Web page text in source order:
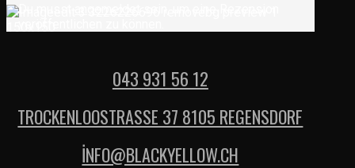
Du musst
043 931 56 12
TROCKENLOOSTRASSE 37 8105 REGENSDORF
İNFO@BLACKYELLOW.CH